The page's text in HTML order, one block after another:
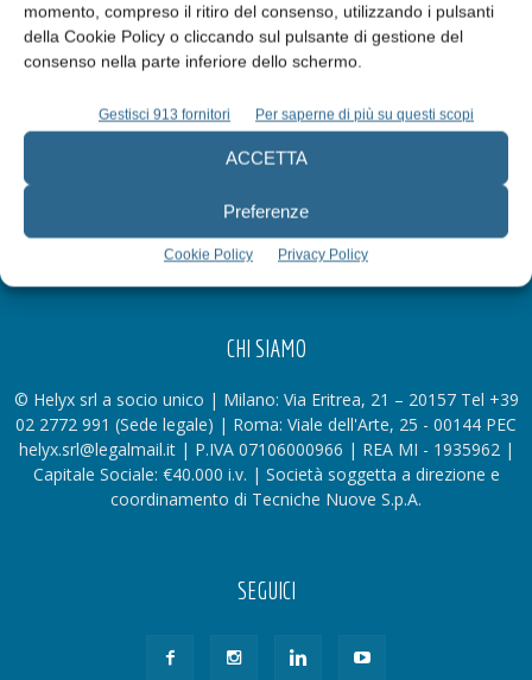
momento, compreso il ritiro del consenso, utilizzando i pulsanti
della Cookie Policy o cliccando sul pulsante di gestione del
consenso nella parte inferiore dello schermo.
Gestisci 913 fornitori Per saperne di più su questi scopi
ACCETTA
Preferenze
Cookie Policy Privacy Policy
CHI SIAMO
© Helyx srl a socio unico | Milano: Via Eritrea, 21 – 20157 Tel +39
02 2772 991 (Sede legale) | Roma: Viale dell'Arte, 25 - 00144 PEC
helyx.srl@legalmail.it | P.IVA 07106000966 | REA MI - 1935962 |
Capitale Sociale: €40.000 i.v. | Società soggetta a direzione e
coordinamento di Tecniche Nuove S.p.A.
SEGUICI